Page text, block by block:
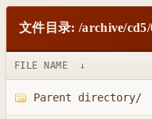
文件目录: /archive/cd5/
FILE NAME ↓
Parent directory/